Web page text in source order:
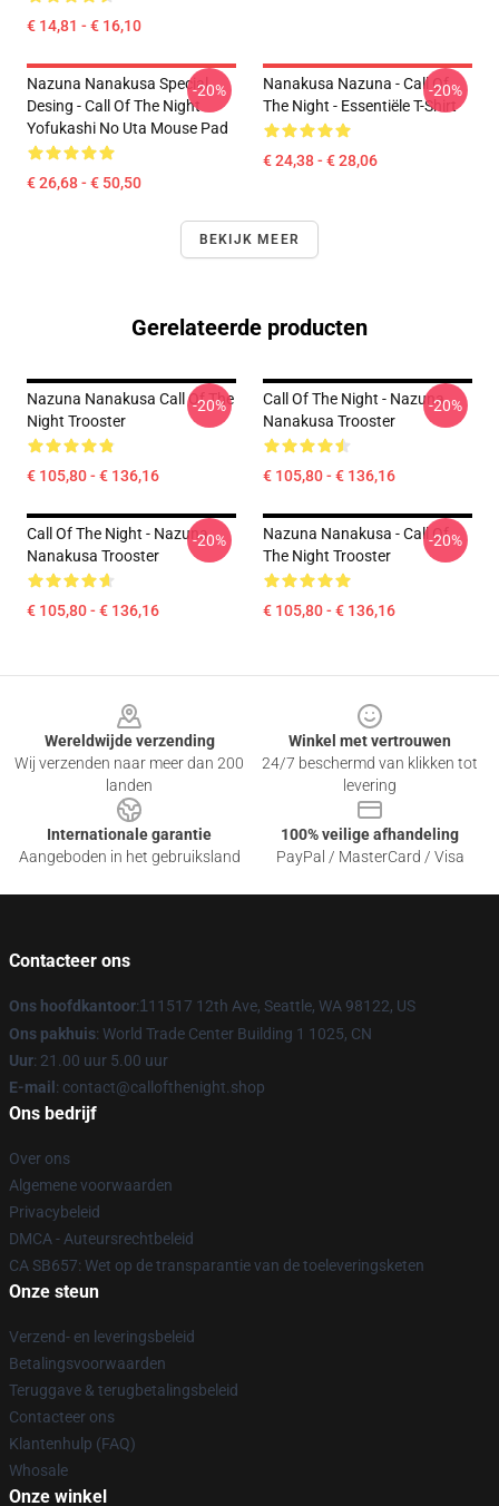
€ 14,81 - € 16,10
Nazuna Nanakusa Special
Desing - Call Of The Night
Yofukashi No Uta Mouse Pad
€ 26,68 - € 50,50
-20%
Nanakusa Nazuna - Call Of
The Night - Essentiële T-Shirt
€ 24,38 - € 28,06
-20%
BEKIJK MEER
Gerelateerde producten
Nazuna Nanakusa Call Of The
Night Trooster
€ 105,80 - € 136,16
-20%
Call Of The Night - Nazuna
Nanakusa Trooster
€ 105,80 - € 136,16
-20%
Call Of The Night - Nazuna
Nanakusa Trooster
€ 105,80 - € 136,16
-20%
Nazuna Nanakusa - Call Of
The Night Trooster
€ 105,80 - € 136,16
-20%
Wereldwijde verzending
Wij verzenden naar meer dan 200
landen
Winkel met vertrouwen
24/7 beschermd van klikken tot
levering
Internationale garantie
Aangeboden in het gebruiksland
100% veilige afhandeling
PayPal / MasterCard / Visa
Contacteer ons
Ons hoofdkantoor:1 11517 12th Ave, Seattle, WA 98122, US
Ons pakhuis: World Trade Center Building 1 1025, CN
Uur: 21.00 uur 5.00 uur
E-mail : contact@callofthenight.shop
Ons bedrijf
Over ons
Algemene voorwaarden
Privacybeleid
DMCA - Auteursrechtbeleid
CA SB657: Wet op de transparantie van de toeleveringsketen
Onze steun
Verzend- en leveringsbeleid
Betalingsvoorwaarden
Teruggave & terugbetalingsbeleid
Contacteer ons
Klantenhulp (FAQ)
Whosale
Onze winkel